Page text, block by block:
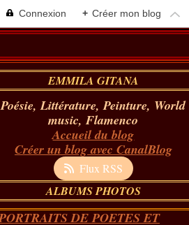
Connexion + Créer mon blog
EMMILA GITANA
Poésie, Littérature, Peinture, World
music, Flamenco
Accueil du blog
Créer un blog avec CanalBlog
Flux RSS
ALBUMS PHOTOS